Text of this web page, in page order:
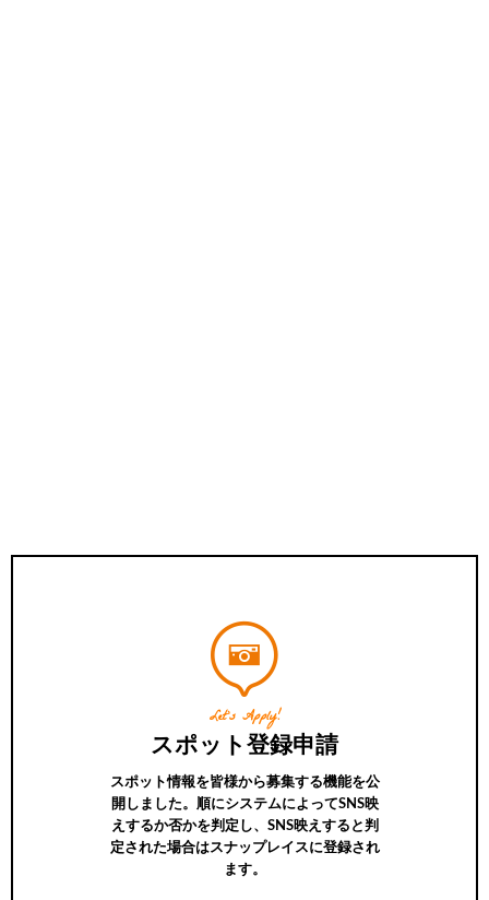
Let’s Apply!
スポット登録申請
スポット情報を皆様から募集する機能を公
開しました。順にシステムによってSNS映
えするか否かを判定し、SNS映えすると判
定された場合はスナップレイスに登録され
ます。